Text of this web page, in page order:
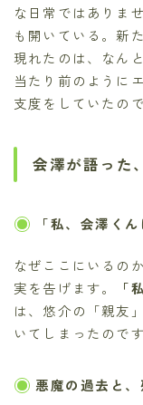
な日常ではありま
も開いている。新
現れたのは、なん
当たり前のように
支度をしていたので
会澤が語った
「私、会澤く
なぜここにいるの
実を告げます。
「
は、悠介の「親友
いてしまったのです
悪魔の過去と